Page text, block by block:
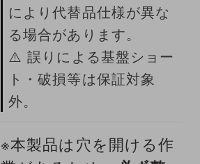
により代替品仕様が異な
る場合があります。
⚠️ 誤りによる基盤ショー
ト・破損等は保証対象
外。
※本製品は穴を開ける作